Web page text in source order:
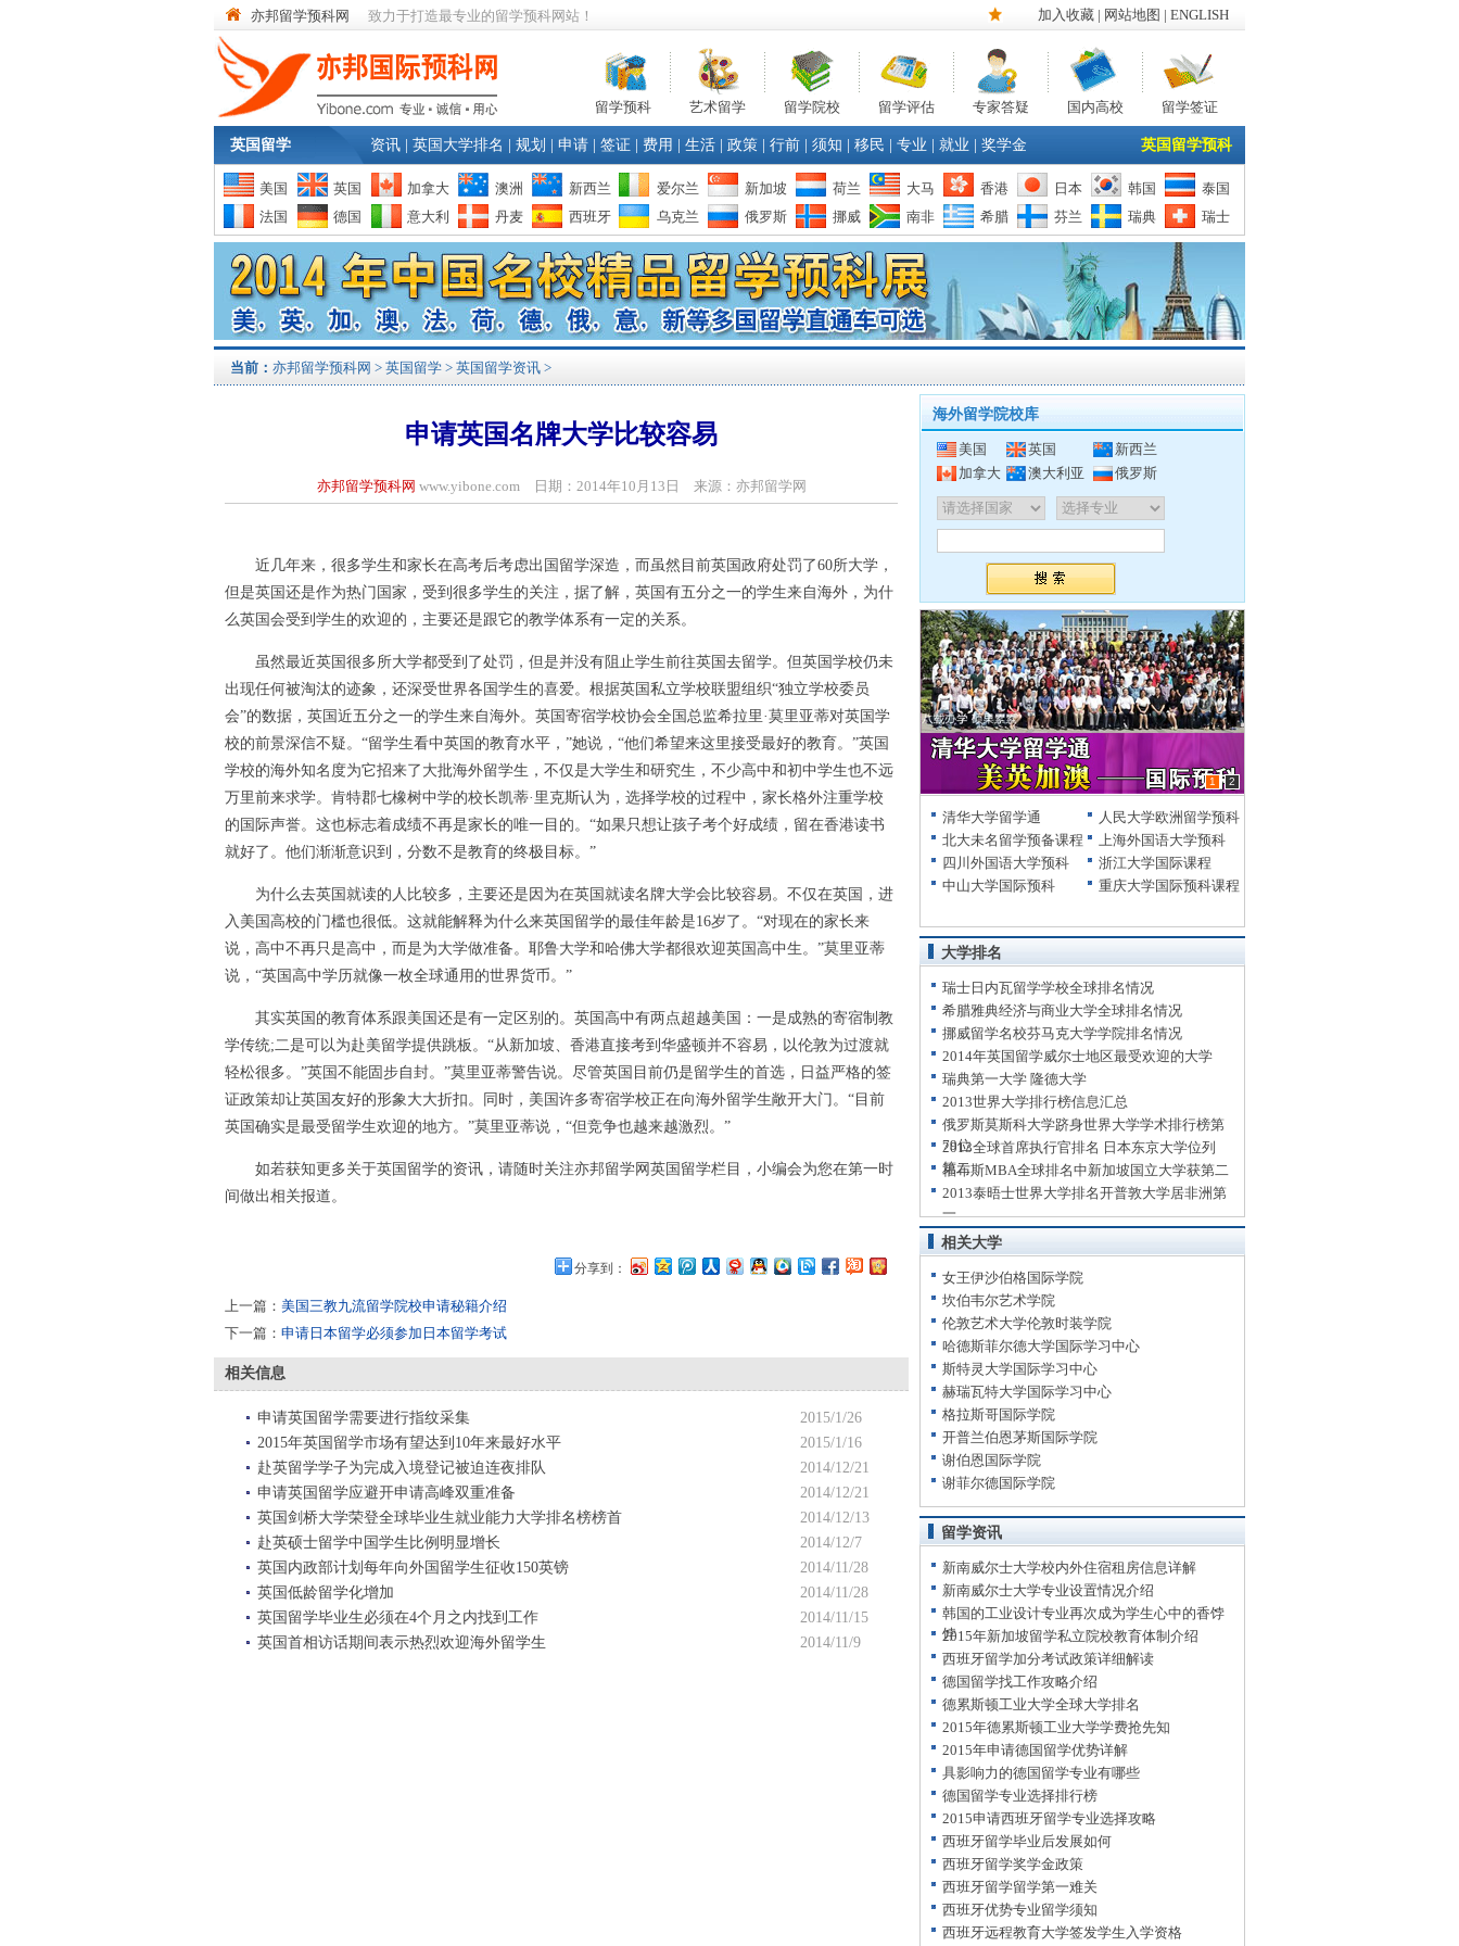
亦邦留学预科网 致力于打造最专业的留学预科网站！ 加入收藏 | 网站地图 | ENGLISH
留学预科 艺术留学 留学院校 留学评估 专家答疑 国内高校 留学签证
英国留学 资讯 英国大学排名 规划 申请 签证 费用 生活 政策 行前 须知 移民 专业 就业 奖学金 英国留学预科
美国 英国 加拿大 澳洲 新西兰 爱尔兰 新加坡 荷兰 大马 香港 日本 韩国
泰国
法国
德国 意大利 丹麦 西班牙 乌克兰 俄罗斯 挪威 南非 希腊 芬兰 瑞典 瑞士
当前： 亦邦留学预科网 > 英国留学 > 英国留学资讯 >
申请英国名牌大学比较容易
亦邦留学预科网 www.yibone.com 日期：2014年10月13日 来源：亦邦留学网
近几年来，很多学生和家长在高考后考虑出国留学深造，而虽然目前英国政府处罚了60所大学，
但是英国还是作为热门国家，受到很多学生的关注，据了解，英国有五分之一的学生来自海外，为什
么英国会受到学生的欢迎的，主要还是跟它的教学体系有一定的关系。
虽然最近英国很多所大学都受到了处罚，但是并没有阻止学生前往英国去留学。但英国学校仍未
出现任何被淘汰的迹象，还深受世界各国学生的喜爱。根据英国私立学校联盟组织“独立学校委员
会”的数据，英国近五分之一的学生来自海外。英国寄宿学校协会全国总监希拉里·莫里亚蒂对英国学
校的前景深信不疑。“留学生看中英国的教育水平，”她说，“他们希望来这里接受最好的教育。”英国
学校的海外知名度为它招来了大批海外留学生，不仅是大学生和研究生，不少高中和初中学生也不远
万里前来求学。肯特郡七橡树中学的校长凯蒂·里克斯认为，选择学校的过程中，家长格外注重学校
的国际声誉。这也标志着成绩不再是家长的唯一目的。“如果只想让孩子考个好成绩，留在香港读书
就好了。他们渐渐意识到，分数不是教育的终极目标。”
为什么去英国就读的人比较多，主要还是因为在英国就读名牌大学会比较容易。不仅在英国，进
入美国高校的门槛也很低。这就能解释为什么来英国留学的最佳年龄是16岁了。“对现在的家长来
说，高中不再只是高中，而是为大学做准备。耶鲁大学和哈佛大学都很欢迎英国高中生。”莫里亚蒂
说，“英国高中学历就像一枚全球通用的世界货币。”
其实英国的教育体系跟美国还是有一定区别的。英国高中有两点超越美国：一是成熟的寄宿制教
学传统;二是可以为赴美留学提供跳板。“从新加坡、香港直接考到华盛顿并不容易，以伦敦为过渡就
轻松很多。”英国不能固步自封。”莫里亚蒂警告说。尽管英国目前仍是留学生的首选，日益严格的签
证政策却让英国友好的形象大大折扣。同时，美国许多寄宿学校正在向海外留学生敞开大门。“目前
英国确实是最受留学生欢迎的地方。”莫里亚蒂说，“但竞争也越来越激烈。”
如若获知更多关于英国留学的资讯，请随时关注亦邦留学网英国留学栏目，小编会为您在第一时
间做出相关报道。
分享到：
上一篇： 美国三教九流留学院校申请秘籍介绍
下一篇： 申请日本留学必须参加日本留学考试
相关信息
2015/1/26
申请英国留学需要进行指纹采集
2015/1/16
2015年英国留学市场有望达到10年来最好水平
2014/12/21
赴英留学学子为完成入境登记被迫连夜排队
2014/12/21
申请英国留学应避开申请高峰双重准备
2014/12/13
英国剑桥大学荣登全球毕业生就业能力大学排名榜榜首
2014/12/7
赴英硕士留学中国学生比例明显增长
2014/11/28
英国内政部计划每年向外国留学生征收150英镑
2014/11/28
英国低龄留学化增加
2014/11/15
英国留学毕业生必须在4个月之内找到工作
2014/11/9
英国首相访话期间表示热烈欢迎海外留学生
海外留学院校库
美国 英国
新西兰
加拿大
澳大利亚 俄罗斯
1 2
清华大学留学通
人民大学欧洲留学预科
北大未名留学预备课程
上海外国语大学预科
四川外国语大学预科
浙江大学国际课程
中山大学国际预科
重庆大学国际预科课程
大学排名
瑞士日内瓦留学学校全球排名情况
希腊雅典经济与商业大学全球排名情况
挪威留学名校芬马克大学学院排名情况
2014年英国留学威尔士地区最受欢迎的大学
瑞典第一大学 隆德大学
2013世界大学排行榜信息汇总
俄罗斯莫斯科大学跻身世界大学学术排行榜第
79位
2013全球首席执行官排名 日本东京大学位列
第二
福布斯MBA全球排名中新加坡国立大学获第二
2013泰晤士世界大学排名开普敦大学居非洲第
一
相关大学
女王伊沙伯格国际学院
坎伯韦尔艺术学院
伦敦艺术大学伦敦时装学院
哈德斯菲尔德大学国际学习中心
斯特灵大学国际学习中心
赫瑞瓦特大学国际学习中心
格拉斯哥国际学院
开普兰伯恩茅斯国际学院
谢伯恩国际学院
谢菲尔德国际学院
留学资讯
新南威尔士大学校内外住宿租房信息详解
新南威尔士大学专业设置情况介绍
韩国的工业设计专业再次成为学生心中的香饽
饽
2015年新加坡留学私立院校教育体制介绍
西班牙留学加分考试政策详细解读
德国留学找工作攻略介绍
德累斯顿工业大学全球大学排名
2015年德累斯顿工业大学学费抢先知
2015年申请德国留学优势详解
具影响力的德国留学专业有哪些
德国留学专业选择排行榜
2015申请西班牙留学专业选择攻略
西班牙留学毕业后发展如何
西班牙留学奖学金政策
西班牙留学留学第一难关
西班牙优势专业留学须知
西班牙远程教育大学签发学生入学资格